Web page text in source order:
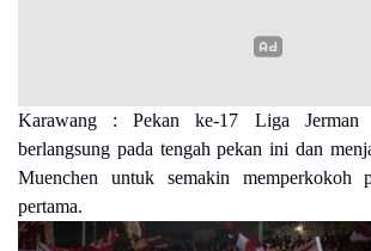
Karawang : Pekan ke-17 Liga Jerman
berlangsung pada tengah pekan ini dan
Muenchen untuk semakin memperkokoh
pertama.